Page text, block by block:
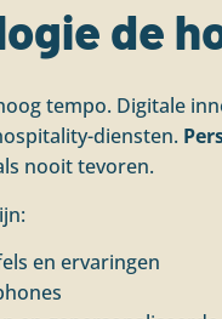
de
tempo. Digitale
diensten.
nooit tevoren.
en ervaringen